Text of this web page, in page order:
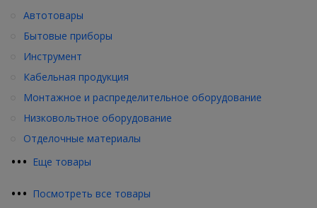
••• Еще товары
Автотовары
Бытовые приборы
Инструмент
Кабельная продукция
Монтажное и распределительное оборудование
Низковольтное оборудование
Отделочные материалы
••• Посмотреть все товары